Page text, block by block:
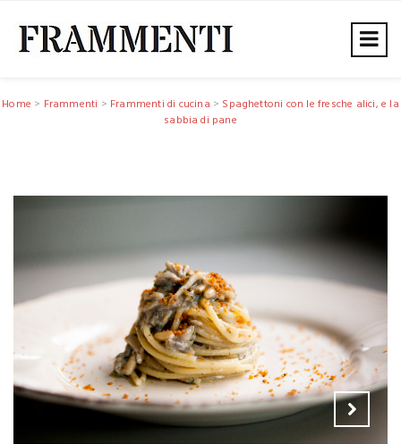
Home > Frammenti > Frammenti di cucina > Spaghettoni con le fresche alici, e la
sabbia di pane